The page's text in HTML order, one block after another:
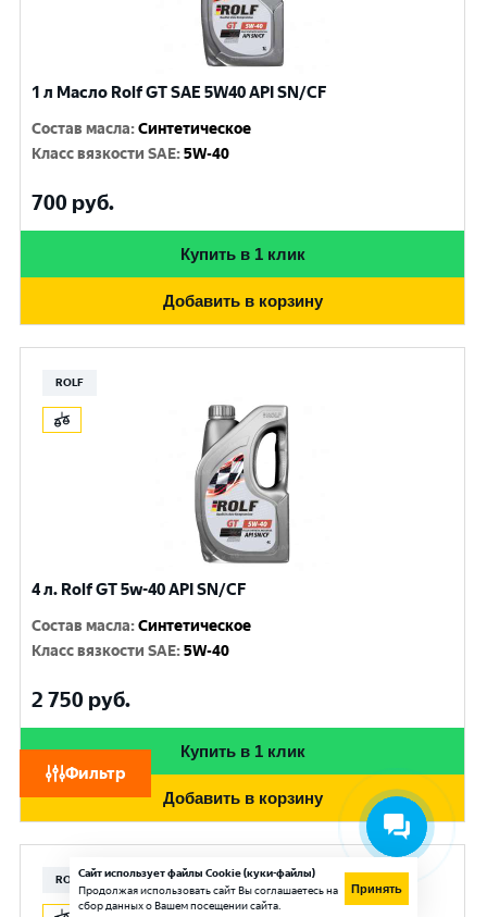
Фильтр
1 л Масло Rolf GT SAE 5W40 API SN/CF
Состав масла:Синтетическое
Класс вязкости SAE:5W-40
700 руб.
Купить в 1 клик
Добавить в корзину
ROLF
4 л. Rolf GT 5w-40 API SN/CF
Состав масла:Синтетическое
Класс вязкости SAE:5W-40
2 750 руб.
Купить в 1 клик
Добавить в корзину
ROLFСайт использует файлы Cookie (куки-файлы)
Продолжая использовать сайт Вы соглашаетесь на
сбор данных о Вашем посещении сайта.
Принять